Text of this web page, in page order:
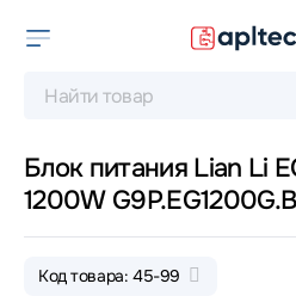
Блок питания Lian Li
1200W
Код товара: 45-99